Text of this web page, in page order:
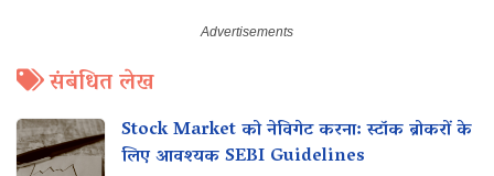
संबंधित लेख
Stock Market को नेविगेट करना: स्टॉक ब्रोकरों के
लिए आवश्यक SEBI Guidelines